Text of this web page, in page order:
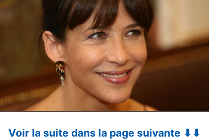
Voir la suite dans la page suivante ⬇⬇